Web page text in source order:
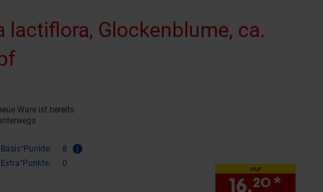
lactiflora, Glockenblume, ca.
(Produkt aktuell ausverkauft)
Ware ist bereits
Basis°Punkte:
8
Extra°Punkte:
0
nur
16.20 *